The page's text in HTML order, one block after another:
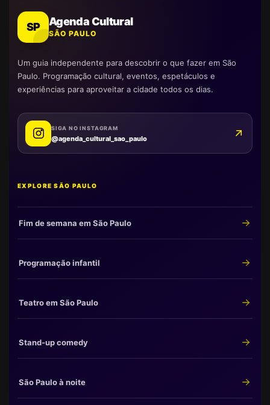
SP Agenda Cultural
SÃO PAULO
Um guia independente para descobrir o que fazer em São
Paulo. Programação cultural, eventos, espetáculos e
experiências para aproveitar a cidade todos os dias.
SIGA NO INSTAGRAM
@agenda_cultural_sao_paulo
EXPLORE SÃO PAULO
Fim de semana em São Paulo
Programação infantil
Teatro em São Paulo
Stand-up comedy
São Paulo à noite